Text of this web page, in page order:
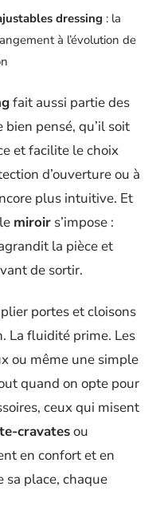
dressing : la
à l’évolution de
fait aussi partie des
pensé, qu’il soit
et facilite le choix
d’ouverture ou à
plus intuitive. Et
miroir s’impose :
la pièce et
de sortir.
portes et cloisons
La fluidité prime. Les
ou même une simple
quand on opte pour
ceux qui misent
cravatesou
en confort et en
sa place, chaque